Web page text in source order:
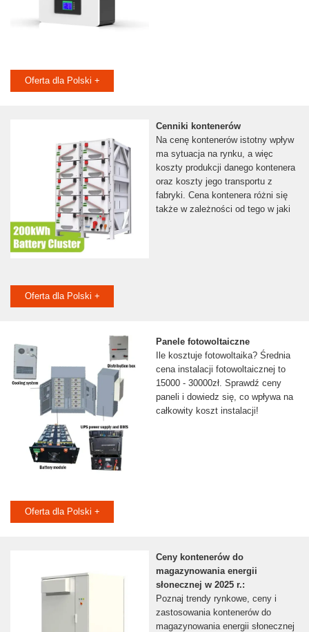
Oferta dla Polski +
Cenniki kontenerów
Na cenę kontenerów istotny wpływ
ma sytuacja na rynku, a więc
koszty produkcji danego kontenera
oraz koszty jego transportu z
fabryki. Cena kontenera różni się
także w zależności od tego w jaki
Oferta dla Polski +
Panele fotowoltaiczne
Ile kosztuje fotowoltaika? Średnia
cena instalacji fotowoltaicznej to
15000 - 30000zł. Sprawdź ceny
paneli i dowiedz się, co wpływa na
całkowity koszt instalacji!
Oferta dla Polski +
Ceny kontenerów do
magazynowania energii
słonecznej w 2025 r.:
Poznaj trendy rynkowe, ceny i
zastosowania kontenerów do
magazynowania energii słonecznej